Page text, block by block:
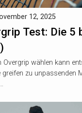
Test: Die 5
12, 2025
Overgrip wählen kann
greifen zu unpassenden